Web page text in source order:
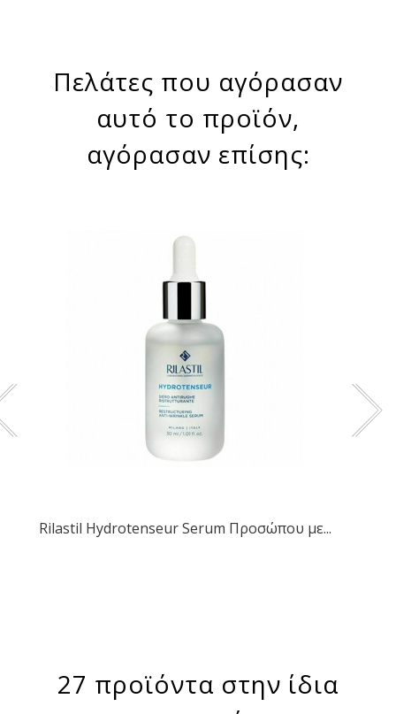
Πελάτες που αγόρασαν
αυτό το προϊόν,
αγόρασαν επίσης:
Rilastil Hydrotenseur Serum Προσώπου με...
27 προϊόντα στην ίδια